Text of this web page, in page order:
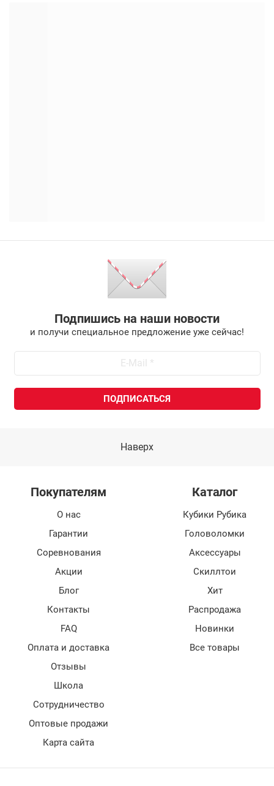
Подпишись на наши новости
и получи специальное предложение уже сейчас!
Наверх
Покупателям
О нас
Гарантии
Соревнования
Акции
Блог
Контакты
FAQ
Оплата и доставка
Отзывы
Школа
Сотрудничество
Оптовые продажи
Карта сайта
Каталог
Кубики Рубика
Головоломки
Аксессуары
Скиллтои
Хит
Распродажа
Новинки
Все товары